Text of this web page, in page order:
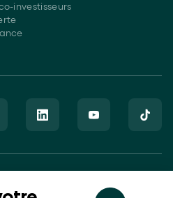
investisseurs